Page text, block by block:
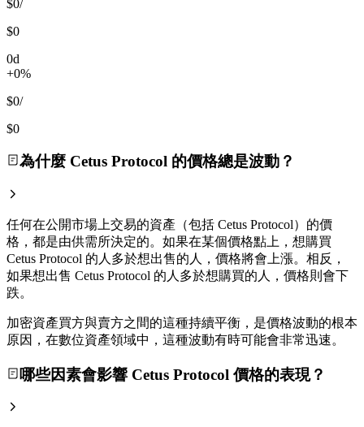
$0/
$0
0d
+0%
$0/
$0
為什麼 Cetus Protocol 的價格總是波動？
任何在公開市場上交易的資產（包括 Cetus Protocol）的價
格，都是由供需所決定的。如果在某個價格點上，想購買
Cetus Protocol 的人多於想出售的人，價格將會上漲。相反，
如果想出售 Cetus Protocol 的人多於想購買的人，價格則會下
跌。
加密資產買方與賣方之間的這種持續平衡，是價格波動的根本
原因，在數位資產領域中，這種波動有時可能會非常迅速。
哪些因素會影響 Cetus Protocol 價格的表現？